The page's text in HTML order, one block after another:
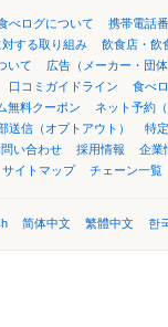
べログについて
携帯電話
する取り組み
飲食店・飲
いて
広告（メーカー・団
口コミガイドライン
食べ
無料クーポン
ネット予約
送信（オプトアウト）
特
い合わせ 採用情報 企業
サイトマップ
チェーン一覧
简体中文 繁體中文 한